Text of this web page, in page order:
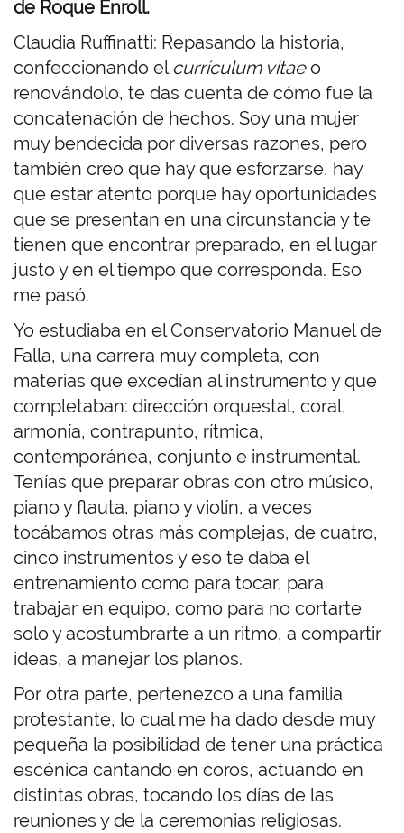
de Roque Enroll.
Claudia Ruffinatti: Repasando la historia,
confeccionando el currículum vitaeo
renovándolo, te das cuenta de cómo fue la
concatenación de hechos. Soy una mujer
muy bendecida por diversas razones, pero
también creo que hay que esforzarse, hay
que estar atento porque hay oportunidades
que se presentan en una circunstancia y te
tienen que encontrar preparado, en el lugar
justo y en el tiempo que corresponda. Eso
me pasó.
Yo estudiaba en el Conservatorio Manuel de
Falla, una carrera muy completa, con
materias que excedían al instrumento y que
completaban: dirección orquestal, coral,
armonía, contrapunto, rítmica,
contemporánea, conjunto e instrumental.
Tenías que preparar obras con otro músico,
piano y flauta, piano y violín, a veces
tocábamos otras más complejas, de cuatro,
cinco instrumentos y eso te daba el
entrenamiento como para tocar, para
trabajar en equipo, como para no cortarte
solo y acostumbrarte a un ritmo, a compartir
ideas, a manejar los planos.
Por otra parte, pertenezco a una familia
protestante, lo cual me ha dado desde muy
pequeña la posibilidad de tener una práctica
escénica cantando en coros, actuando en
distintas obras, tocando los días de las
reuniones y de la ceremonias religiosas.